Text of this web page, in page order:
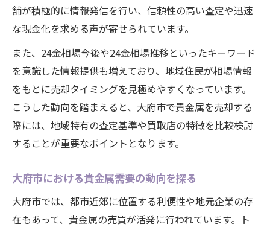
今後の貴金属需要に注目した比較ポイント
需要予測を踏まえた貴金属比較の視点
24金相場今後の見通しと比較材料
貴金属の市場動向を比較する際の要点
相場と買取動向を比較して選ぶ判断基準
24金相場を中心に貴金属の価値を比較
舗が積極的に情報発信を行い、信頼性の高い査定や迅速
な現金化を求める声が寄せられています。
また、24金相場今後や24金相場推移といったキーワード
を意識した情報提供も増えており、地域住民が相場情報
をもとに売却タイミングを見極めやすくなっています。
こうした動向を踏まえると、大府市で貴金属を売却する
際には、地域特有の査定基準や買取店の特徴を比較検討
することが重要なポイントとなります。
大府市における貴金属需要の動向を探る
大府市では、都市近郊に位置する利便性や地元企業の存
在もあって、貴金属の売買が活発に行われています。ト